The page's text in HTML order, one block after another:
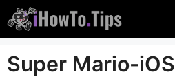
Zum
Inhalt
springen
Super Mario-iOS